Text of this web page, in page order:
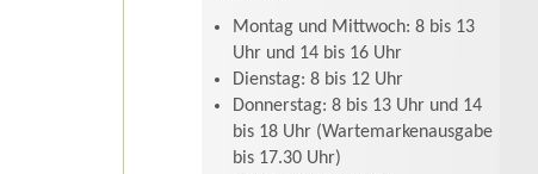
Montag und Mittwoch: 8 bis 13
Uhr und 14 bis 16 Uhr
Dienstag: 8 bis 12 Uhr
Donnerstag: 8 bis 13 Uhr und 14
bis 18 Uhr (Wartemarkenausgabe
bis 17.30 Uhr)